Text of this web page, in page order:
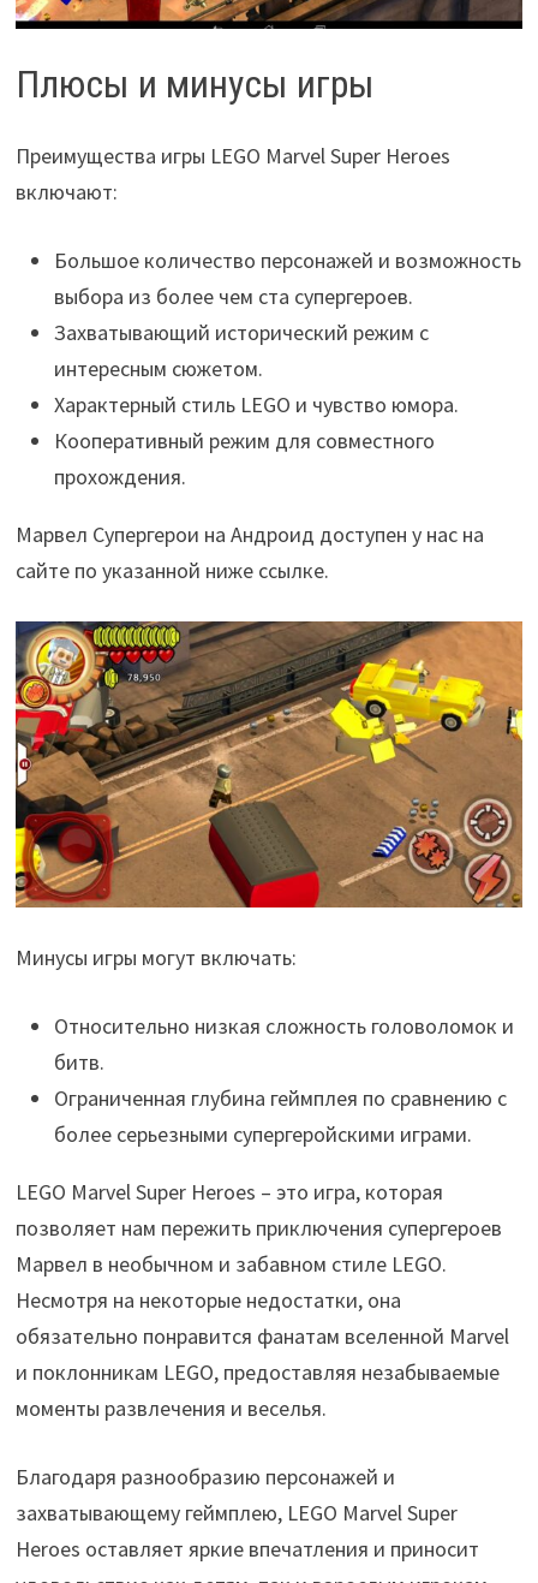
Плюсы и минусы игры
Преимущества игры LEGO Marvel Super Heroes
включают:
Большое количество персонажей и возможность
выбора из более чем ста супергероев.
Захватывающий исторический режим с
интересным сюжетом.
Характерный стиль LEGO и чувство юмора.
Кооперативный режим для совместного
прохождения.
Марвел Супергерои на Андроид доступен у нас на
сайте по указанной ниже ссылке.
Минусы игры могут включать:
Относительно низкая сложность головоломок и
битв.
Ограниченная глубина геймплея по сравнению с
более серьезными супергеройскими играми.
LEGO Marvel Super Heroes – это игра, которая
позволяет нам пережить приключения супергероев
Марвел в необычном и забавном стиле LEGO.
Несмотря на некоторые недостатки, она
обязательно понравится фанатам вселенной Marvel
и поклонникам LEGO, предоставляя незабываемые
моменты развлечения и веселья.
Благодаря разнообразию персонажей и
захватывающему геймплею, LEGO Marvel Super
Heroes оставляет яркие впечатления и приносит